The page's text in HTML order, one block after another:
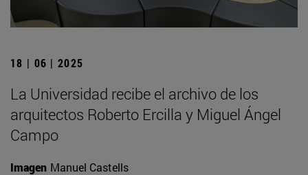
18 | 06 | 2025
La Universidad recibe el archivo de los
arquitectos Roberto Ercilla y Miguel Ángel
Campo
Imagen Manuel Castells